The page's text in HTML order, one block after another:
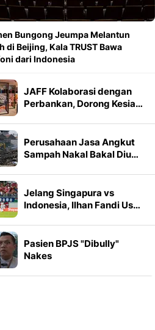
Bungong Jeumpa Melantun
di Beijing, Kala TRUST Bawa
dari Indonesia
JAFF Kolaborasi dengan
Perbankan, Dorong Kesia…
Perusahaan Jasa Angkut
Sampah Nakal Bakal Diu…
Jelang Singapura vs
Indonesia, Ilhan Fandi Us…
Pasien BPJS "Dibully"
Nakes